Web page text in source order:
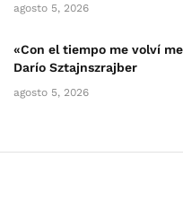
agosto 5, 2026
«Con el tiempo me volví
Darío Sztajnszrajber
agosto 5, 2026